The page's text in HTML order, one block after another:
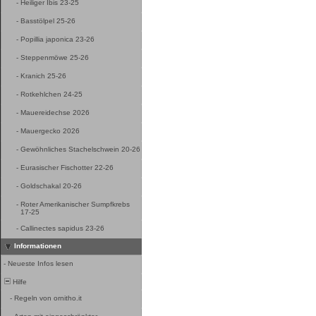
- Heiliger Ibis 23-25
- Basstölpel 25-26
- Popillia japonica 23-26
- Steppenmöwe 25-26
- Kranich 25-26
- Rotkehlchen 24-25
- Mauereidechse 2026
- Mauergecko 2026
- Gewöhnliches Stachelschwein 20-26
- Eurasischer Fischotter 22-26
- Goldschakal 20-26
- Roter Amerikanischer Sumpfkrebs
17-25
- Callinectes sapidus 23-26
Informationen
- Neueste Infos lesen
Hilfe
- Regeln von ornitho.it